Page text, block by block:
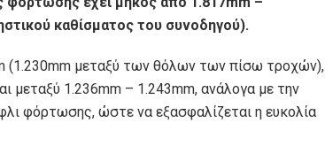
καθίσματος του συνοδηγού).
(1.230mm μεταξύ των θόλων των πίσω τροχών),
μεταξύ 1.236mm – 1.243mm, ανάλογα με την
φόρτωσης, ώστε να εξασφαλίζεται η ευκολία